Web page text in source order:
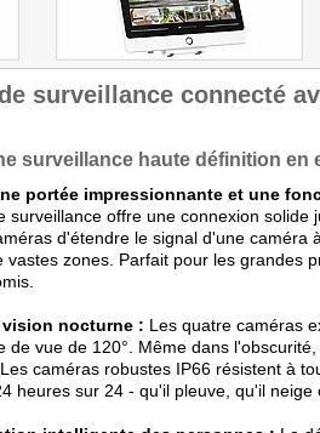
surveillance connecté
surveillance haute définition en
portée impressionnante et une
surveillance offre une connexion solide
d'étendre le signal d'une caméra
zones. Parfait pour les grandes
nocturne : Les quatre caméras
de vue de 120°. Même dans
caméras robustes IP66 résistent à
heures sur 24 - qu'il pleuve, qu'il neige